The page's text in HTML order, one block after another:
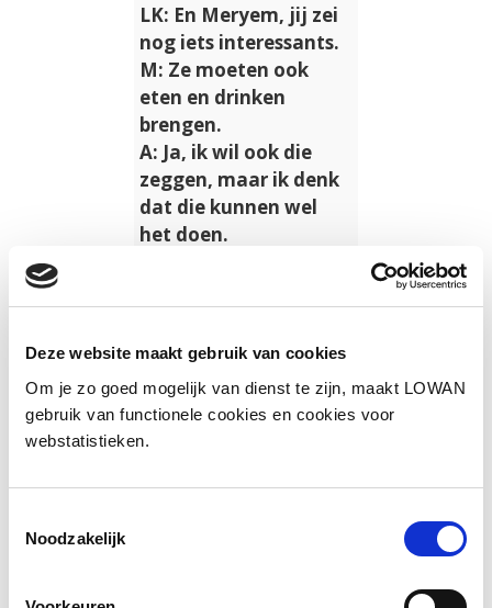
Deze website maakt gebruik van cookies
Om je zo goed mogelijk van dienst te zijn, maakt LOWAN
gebruik van functionele cookies en cookies voor
webstatistieken.
Noodzakelijk
LK: En Meryem, jij zei
nog iets interessants.
M: Ze moeten ook
eten en drinken
brengen.
A: Ja, ik wil ook die
zeggen, maar ik denk
dat die kunnen wel
het doen.
Ze leggen een touw,
R: Met het touw dan
ze kunnen lopen.
Download het